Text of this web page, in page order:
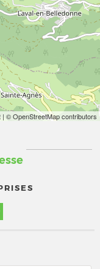
| © OpenStreetMap contributors